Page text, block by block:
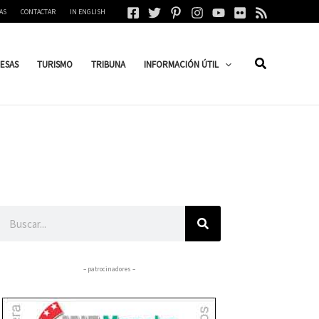
CONTACTAR IN ENGLISH
TURISMO TRIBUNA INFORMACIÓN ÚTIL
– patrocinadores –